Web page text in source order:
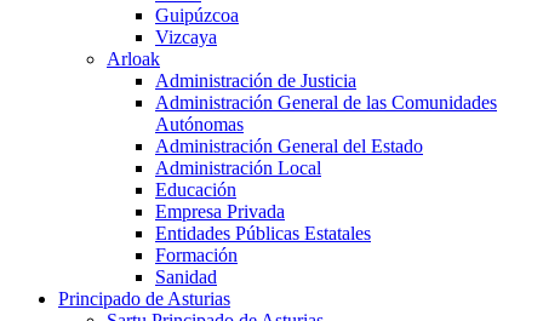
Guipúzcoa
Vizcaya
Arloak
Administración de Justicia
Administración General de las Comunidades
Autónomas
Administración General del Estado
Administración Local
Educación
Empresa Privada
Entidades Públicas Estatales
Formación
Sanidad
Principado de Asturias